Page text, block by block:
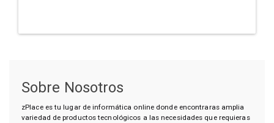
Sobre Nosotros
zPlace es tu lugar de informática online donde encontraras amplia
variedad de productos tecnológicos a las necesidades que requieras